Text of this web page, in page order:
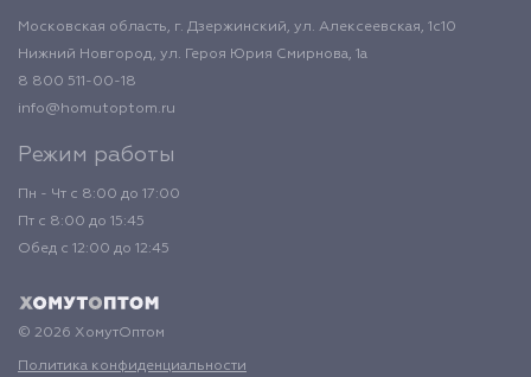
Московская область, г. Дзержинский, ул. Алексеевская, 1с10
Нижний Новгород, ул. Героя Юрия Смирнова, 1а
8 800 511-00-18
info@homutoptom.ru
Режим работы
Пн - Чт с 8:00 до 17:00
Пт с 8:00 до 15:45
Обед с 12:00 до 12:45
© 2026 ХомутОптом
Политика конфиденциальности